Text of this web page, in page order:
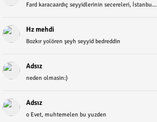
Fard karacaardıç seyyidlerinin secereleri, İstanbu...
Hz mehdi
Bozkır yolören şeyh seyyid bedreddin
Adsız
neden olmasin:)
Adsız
o Evet, muhtemelen bu yuzden